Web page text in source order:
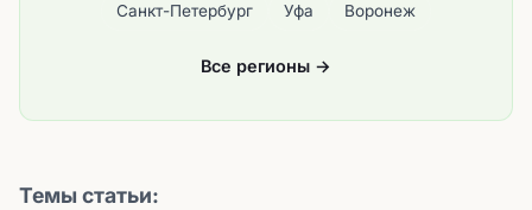
Санкт-Петербург Уфа Воронеж
Все регионы →
Темы статьи: